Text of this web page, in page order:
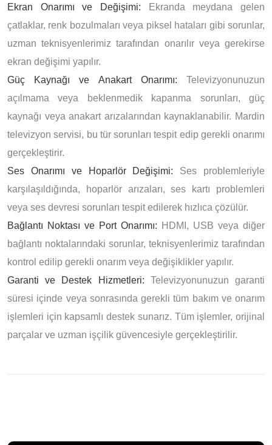
Ekran Onarımı ve Değişimi: Ekranda meydana gelen
çatlaklar, renk bozulmaları veya piksel hataları gibi sorunlar,
uzman teknisyenlerimiz tarafından onarılır veya gerekirse
ekran değişimi yapılır.
Güç Kaynağı ve Anakart Onarımı: Televizyonunuzun
açılmama veya beklenmedik kapanma sorunları, güç
kaynağı veya anakart arızalarından kaynaklanabilir. Mardin
televizyon servisi, bu tür sorunları tespit edip gerekli onarımı
gerçekleştirir.
Ses Onarımı ve Hoparlör Değişimi: Ses problemleriyle
karşılaşıldığında, hoparlör arızaları, ses kartı problemleri
veya ses devresi sorunları tespit edilerek hızlıca çözülür.
Bağlantı Noktası ve Port Onarımı: HDMI, USB veya diğer
bağlantı noktalarındaki sorunlar, teknisyenlerimiz tarafından
kontrol edilip gerekli onarım veya değişiklikler yapılır.
Garanti ve Destek Hizmetleri: Televizyonunuzun garanti
süresi içinde veya sonrasında gerekli tüm bakım ve onarım
işlemleri için kapsamlı destek sunarız. Tüm işlemler, orijinal
parçalar ve uzman işçilik güvencesiyle gerçekleştirilir.